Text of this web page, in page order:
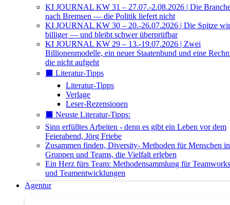
KI JOURNAL KW 31 – 27.07.-2.08.2026 | Die
nach Bremsen — die Politik liefert nicht
KI JOURNAL KW 30 – 20.-26.07.2026 | Die Spitze
billiger — und bleibt schwer überprüfbar
KI JOURNAL KW 29 – 13.-19.07.2026 | Zwei
Billionenmodelle, ein neuer Staatenbund und eine
die nicht aufgeht
⬛️ Literatur-Tipps
Literatur-Tipps
Verlage
Leser-Rezensionen
⬛️ Neuste Literatur-Tipps:
Sinn erfülltes Arbeiten - denn es gibt ein Leben vor dem
Feierabend, Jörg Friebe
Zusammen finden, Diversity- Methoden für Menschen in
Gruppen und Teams, die Vielfalt erleben
Ein Herz fürs Team: Methodensammlung für
und Teamentwicklungen
Agentur